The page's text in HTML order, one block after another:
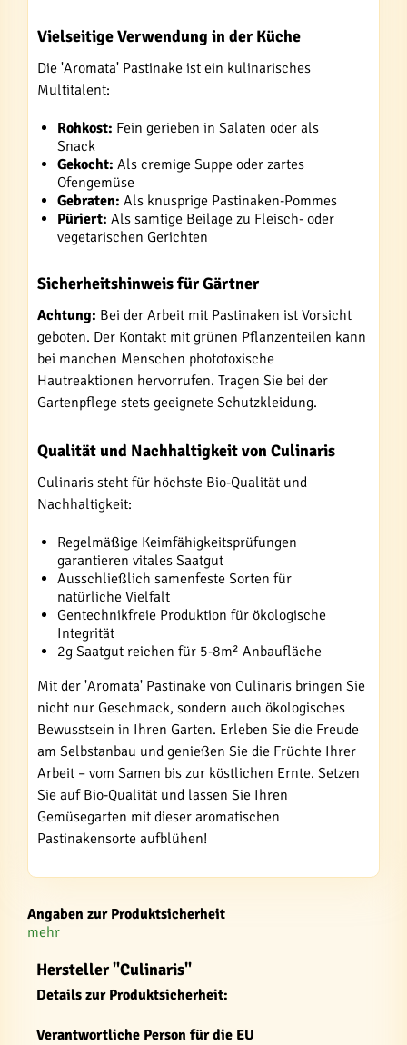
Vielseitige Verwendung in der Küche
Die 'Aromata' Pastinake ist ein kulinarisches
Multitalent:
Rohkost: Fein gerieben in Salaten oder als
Snack
Gekocht: Als cremige Suppe oder zartes
Ofengemüse
Gebraten: Als knusprige Pastinaken-Pommes
Püriert: Als samtige Beilage zu Fleisch- oder
vegetarischen Gerichten
Sicherheitshinweis für Gärtner
Achtung: Bei der Arbeit mit Pastinaken ist Vorsicht
geboten. Der Kontakt mit grünen Pflanzenteilen kann
bei manchen Menschen phototoxische
Hautreaktionen hervorrufen. Tragen Sie bei der
Gartenpflege stets geeignete Schutzkleidung.
Qualität und Nachhaltigkeit von Culinaris
Culinaris steht für höchste Bio-Qualität und
Nachhaltigkeit:
Regelmäßige Keimfähigkeitsprüfungen
garantieren vitales Saatgut
Ausschließlich samenfeste Sorten für
natürliche Vielfalt
Gentechnikfreie Produktion für ökologische
Integrität
2g Saatgut reichen für 5-8m² Anbaufläche
Mit der 'Aromata' Pastinake von Culinaris bringen Sie
nicht nur Geschmack, sondern auch ökologisches
Bewusstsein in Ihren Garten. Erleben Sie die Freude
am Selbstanbau und genießen Sie die Früchte Ihrer
Arbeit – vom Samen bis zur köstlichen Ernte. Setzen
Sie auf Bio-Qualität und lassen Sie Ihren
Gemüsegarten mit dieser aromatischen
Pastinakensorte aufblühen!
Angaben zur Produktsicherheit
mehr
Hersteller "Culinaris"
Details zur Produktsicherheit:
Verantwortliche Person für die EU